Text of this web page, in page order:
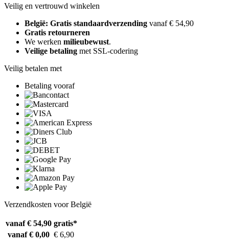
Veilig en vertrouwd winkelen
België: Gratis standaardverzending vanaf € 54,90
Gratis retourneren
We werken milieubewust.
Veilige betaling met SSL-codering
Veilig betalen met
Betaling vooraf
Verzendkosten voor België
vanaf € 54,90 gratis*
vanaf € 0,00 € 6,90